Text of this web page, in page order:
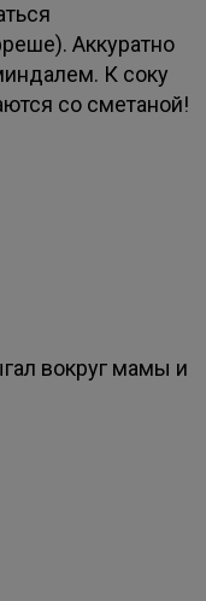
Аккуратно
К соку
со сметаной!
вокруг мамы и